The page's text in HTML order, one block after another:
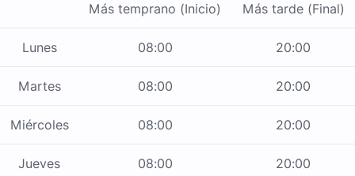
Más temprano (Inicio) Más tarde (Final)
Lunes 08:00 20:00
Martes 08:00 20:00
Miércoles 08:00 20:00
Jueves 08:00 20:00